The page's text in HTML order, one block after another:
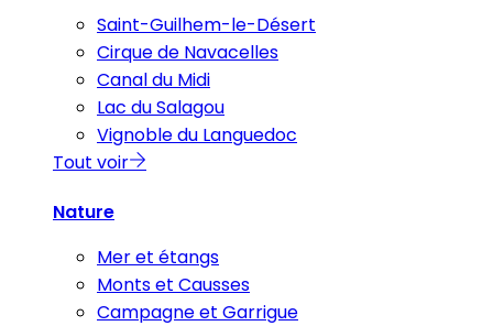
Saint-Guilhem-le-Désert
Cirque de Navacelles
Canal du Midi
Lac du Salagou
Vignoble du Languedoc
Tout voir
Nature
Mer et étangs
Monts et Causses
Campagne et Garrigue